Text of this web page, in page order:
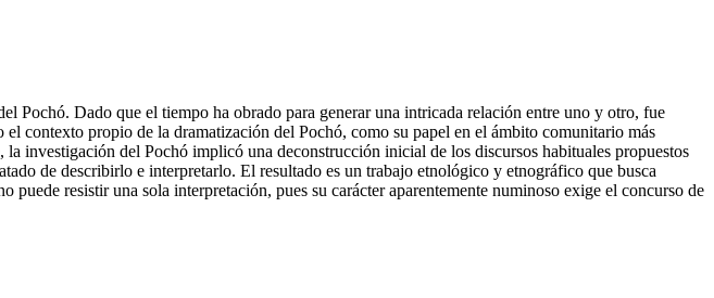
Pochó. Dado que el tiempo ha obrado para generar una intricada relación entre uno y otro, fue
contexto propio de la dramatización del Pochó, como su papel en el ámbito comunitario más
investigación del Pochó implicó una deconstrucción inicial de los discursos habituales propuestos
de describirlo e interpretarlo. El resultado es un trabajo etnológico y etnográfico que busca
resistir una sola interpretación, pues su carácter aparentemente numinoso exige el concurso de